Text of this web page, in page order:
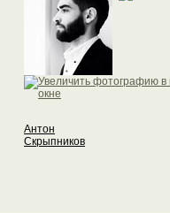
Антон
Скрыпников